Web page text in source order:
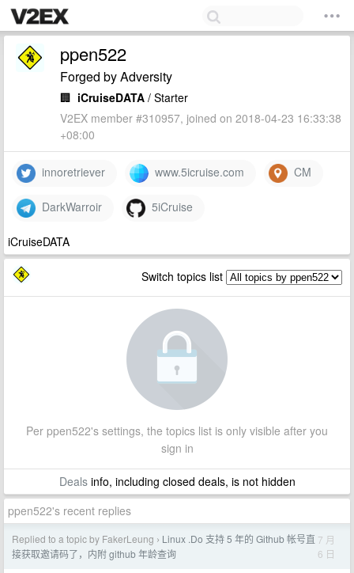
ppen522
Forged by Adversity
🏢 iCruiseDATA / Starter
V2EX member #310957, joined on 2018-04-23 16:33:38
+08:00
innoretriever www.5icruise.com CM
DarkWarroir 5iCruise
iCruiseDATA
Switch topics list
Per ppen522's settings, the topics list is only visible after you
sign in
Dealsinfo, including closed deals, is not hidden
ppen522's recent replies
Replied to a topic by FakerLeung › Linux .Do 支持 5 年的 Github 帐号直
接获取邀请码了，内附 github 年龄查询
7 月
6 日